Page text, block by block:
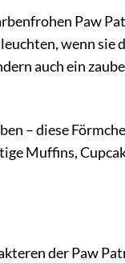
Paw
wenn sie
auch ein
– diese
Muffins,
der Paw